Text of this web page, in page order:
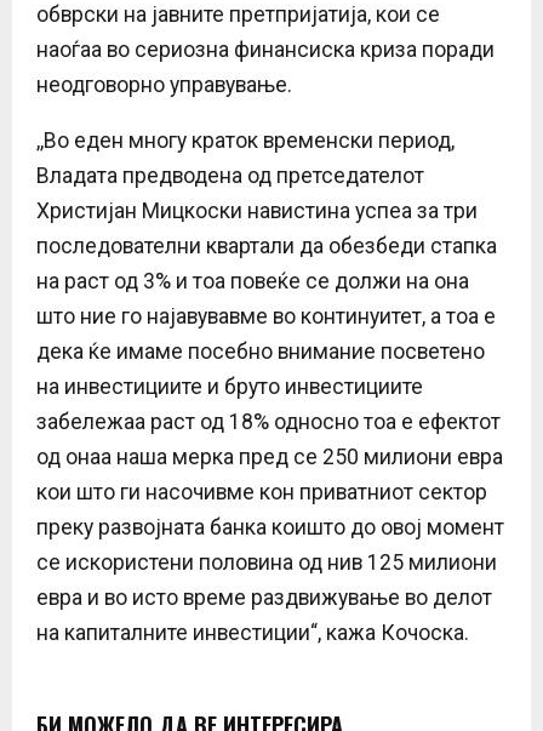
обврски на јавните претпријатија, кои се
наоѓаа во сериозна финансиска криза поради
неодговорно управување.
,,Во еден многу краток временски период,
Владата предводена од претседателот
Христијан Мицкоски навистина успеа за три
последователни квартали да обезбеди стапка
на раст од 3% и тоа повеќе се должи на она
што ние го најавувавме во континуитет, а тоа е
дека ќе имаме посебно внимание посветено
на инвестициите и бруто инвестициите
забележаа раст од 18% односно тоа е ефектот
од онаа наша мерка пред се 250 милиони евра
кои што ги насочивме кон приватниот сектор
преку развојната банка коишто до овој момент
се искористени половина од нив 125 милиони
евра и во исто време раздвижување во делот
на капиталните инвестиции“, кажа Кочоска.